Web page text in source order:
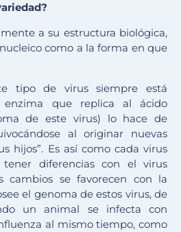
a su estructura biológica,
como a la forma en que
tipo de virus siempre está
enzima que replica al ácido
de este virus) lo hace de
al originar nuevas
hijos”. Es así como cada virus
tener diferencias con el virus
cambios se favorecen con la
el genoma de estos virus, de
un animal se infecta con
al mismo tiempo, como